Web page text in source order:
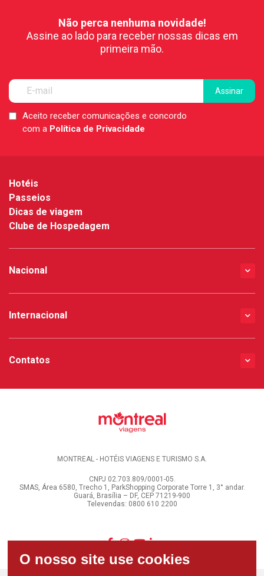
Não perca nenhuma novidade!
Assine ao lado para receber nossas dicas em
primeira mão.
LGPDAceito receber comunicações e concordo
com a Política de Privacidade
Hotéis
Passeios
Dicas de viagem
Clube de Hospedagem
Nacional
Internacional
Contatos
MONTREAL - HOTÉIS VIAGENS E TURISMO S.A.
CNPJ 02.703.809/0001-05.
SMAS, Área 6580, Trecho 1, ParkShopping Corporate Torre 1, 3° andar.
Guará, Brasília – DF, CEP 71219-900
Televendas: 0800 610 2200